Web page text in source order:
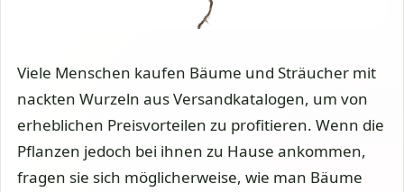
Viele Menschen kaufen Bäume und Sträucher mit
nackten Wurzeln aus Versandkatalogen, um von
erheblichen Preisvorteilen zu profitieren. Wenn die
Pflanzen jedoch bei ihnen zu Hause ankommen,
fragen sie sich möglicherweise, wie man Bäume